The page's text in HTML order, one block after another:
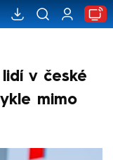
v české
mimo